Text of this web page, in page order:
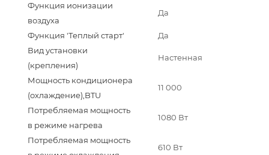
Функция ионизации
воздуха
Да
Функция 'Теплый старт'
Да
Вид установки
(крепления)
Настенная
Мощность кондиционера
(охлаждение),BTU
11 000
Потребляемая мощность
в режиме нагрева
1080 Вт
Потребляемая мощность
610 Вт